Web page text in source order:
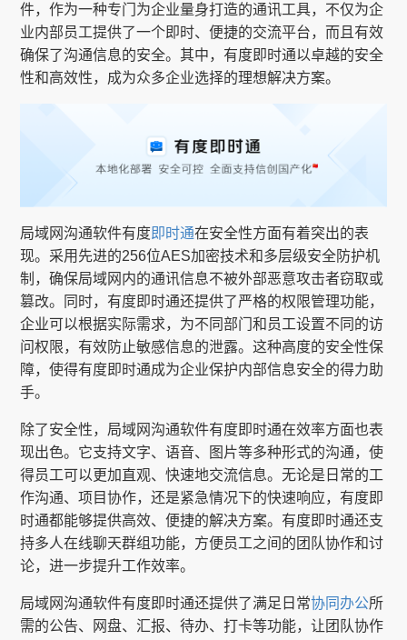
件，作为一种专门为企业量身打造的通讯工具，不仅为企
业内部员工提供了一个即时、便捷的交流平台，而且有效
确保了沟通信息的安全。其中，有度即时通以卓越的安全
性和高效性，成为众多企业选择的理想解决方案。
局域网沟通软件有度即时通在安全性方面有着突出的表
现。采用先进的256位AES加密技术和多层级安全防护机
制，确保局域网内的通讯信息不被外部恶意攻击者窃取或
篡改。同时，有度即时通还提供了严格的权限管理功能，
企业可以根据实际需求，为不同部门和员工设置不同的访
问权限，有效防止敏感信息的泄露。这种高度的安全性保
障，使得有度即时通成为企业保护内部信息安全的得力助
手。
除了安全性，局域网沟通软件有度即时通在效率方面也表
现出色。它支持文字、语音、图片等多种形式的沟通，使
得员工可以更加直观、快速地交流信息。无论是日常的工
作沟通、项目协作，还是紧急情况下的快速响应，有度即
时通都能够提供高效、便捷的解决方案。有度即时通还支
持多人在线聊天群组功能，方便员工之间的团队协作和讨
论，进一步提升工作效率。
局域网沟通软件有度即时通还提供了满足日常协同办公所
需的公告、网盘、汇报、待办、打卡等功能，让团队协作